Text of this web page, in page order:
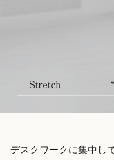
デスクワークに集中し